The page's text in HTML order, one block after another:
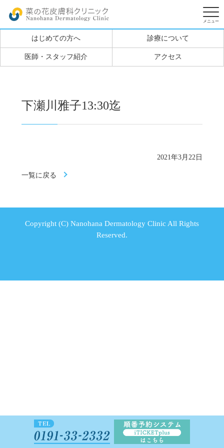
はじめての方へ 診療について
医師・スタッフ紹介 アクセス
下瀬川雅子13:30迄
2021年3月22日
一覧に戻る
Copyright (C) Nanohana Dermatology Clinic All Rights
Reserved.